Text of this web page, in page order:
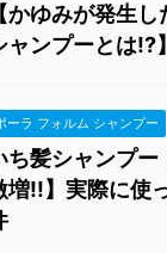
【かゆみが発生
ャンプーとは!?】
ーラ フォルム シャンプー
ち髪シャンプ
増!!】実際に使